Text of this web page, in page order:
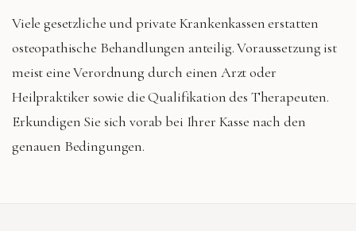
Viele gesetzliche und private Krankenkassen erstatten
osteopathische Behandlungen anteilig. Voraussetzung ist
meist eine Verordnung durch einen Arzt oder
Heilpraktiker sowie die Qualifikation des Therapeuten.
Erkundigen Sie sich vorab bei Ihrer Kasse nach den
genauen Bedingungen.